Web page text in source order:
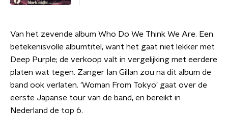
Van het zevende album Who Do We Think We Are. Een
betekenisvolle albumtitel, want het gaat niet lekker met
Deep Purple; de verkoop valt in vergelijking met eerdere
platen wat tegen. Zanger Ian Gillan zou na dit album de
band ook verlaten. 'Woman From Tokyo' gaat over de
eerste Japanse tour van de band, en bereikt in
Nederland de top 6.